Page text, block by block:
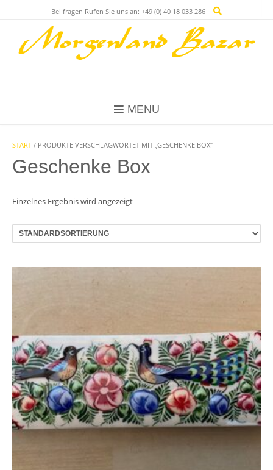
Bei fragen Rufen Sie uns an: +49 (0) 40 18 033 286
MENU
START / PRODUKTE VERSCHLAGWORTET MIT „GESCHENKE BOX“
Geschenke Box
Einzelnes Ergebnis wird angezeigt